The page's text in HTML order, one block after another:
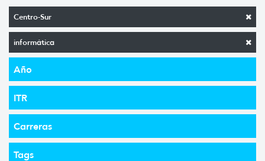
Centro-Sur
informática
Año
ITR
Carreras
Tags